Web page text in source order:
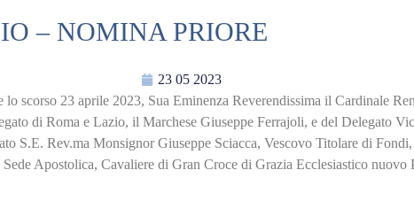
– NOMINA PRIORE
23 05 2023
lo scorso 23 aprile 2023, Sua Eminenza Reverendissima il Cardinale
di Roma e Lazio, il Marchese Giuseppe Ferrajoli, e del Delegato
S.E. Rev.ma Monsignor Giuseppe Sciacca, Vescovo Titolare di Fondi,
Apostolica, Cavaliere di Gran Croce di Grazia Ecclesiastico nuovo